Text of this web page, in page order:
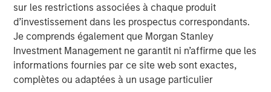
sur les restrictions associées à chaque produit
d’investissement dans les prospectus correspondants.
Je comprends également que Morgan Stanley
Investment Management ne garantit ni n’affirme que les
informations fournies par ce site web sont exactes,
complètes ou adaptées à un usage particulier
Debevoise & Plimpton served as legal counsel to MSCP.
TD Cowen and William Blair served as financial advisors
to MSCP. Robert W. Baird & Co served as financial advisor
to RowCal.
About Morgan Stanley Capital Partners